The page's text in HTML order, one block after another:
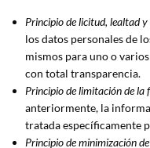
Principio de licitud, lealtad
los datos personales de
mismos para uno o
con total transparencia.
Principio de limitación de la
anteriormente, la
tratada específicamente
Principio de minimización